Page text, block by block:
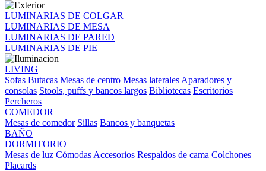
LUMINARIAS DE COLGAR
LUMINARIAS DE MESA
LUMINARIAS DE PARED
LUMINARIAS DE PIE
LIVING
Sofas Butacas Mesas de centro Mesas laterales Aparadores y
consolas Stools, puffs y bancos largos Bibliotecas Escritorios
Percheros
COMEDOR
Mesas de comedor Sillas Bancos y banquetas
BAÑO
DORMITORIO
Mesas de luz Cómodas Accesorios Respaldos de cama Colchones
Placards